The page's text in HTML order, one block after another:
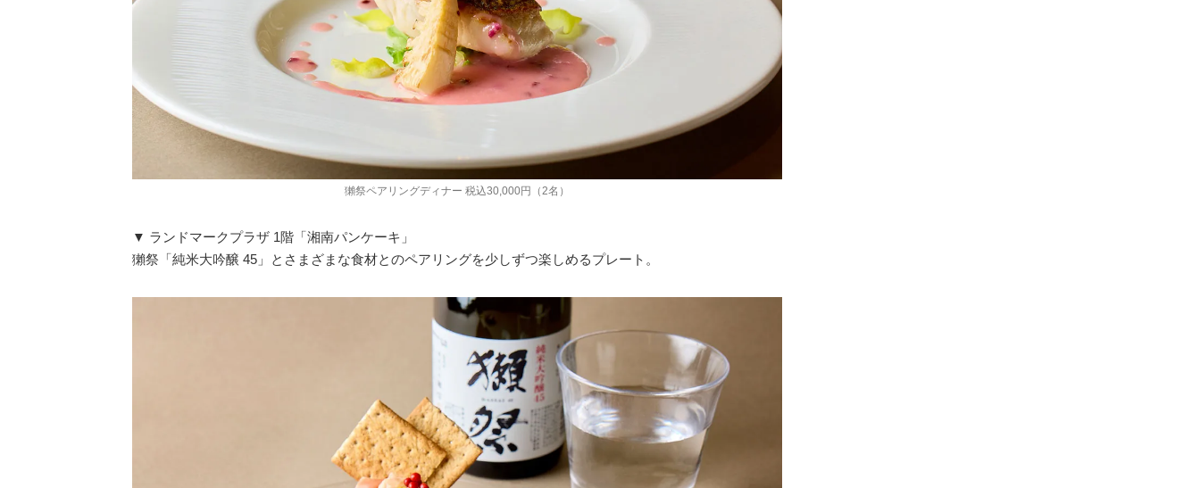
獺祭ペアリングディナー 税込30,000円（2名）
▼ ランドマークプラザ 1階「湘南パンケーキ」
獺祭「純米大吟醸 45」とさまざまな食材とのペアリングを少しずつ楽しめるプレート。